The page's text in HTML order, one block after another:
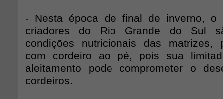
- Nesta época de final de inverno, o
criadores do Rio Grande do Sul
condições nutricionais das matrizes,
com cordeiro ao pé, pois sua
aleitamento pode comprometer o
cordeiros.